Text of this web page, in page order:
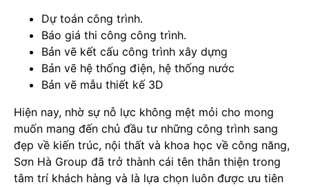
Dự toán công trình.
Báo giá thi công công trình.
Bản vẽ kết cấu công trình xây dựng
Bản vẽ hệ thống điện, hệ thống nước
Bản vẽ mẫu thiết kế 3D
Hiện nay, nhờ sự nỗ lực không mệt mỏi cho mong
muốn mang đến chủ đầu tư những công trình sang
đẹp về kiến trúc, nội thất và khoa học về công năng,
Sơn Hà Group đã trở thành cái tên thân thiện trong
tâm trí khách hàng và là lựa chọn luôn được ưu tiên